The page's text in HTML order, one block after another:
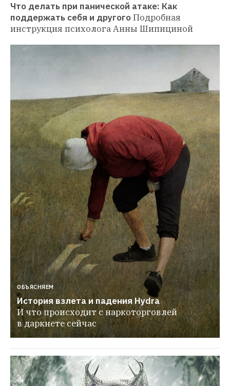
Что делать при панической атаке: Как
поддержать себя и другогоПодробная
инструкция психолога Анны Шипициной
ОБЪЯСНЯЕМ
История взлета и падения Hydra
И что происходит с наркоторговлей
в даркнете сейчас